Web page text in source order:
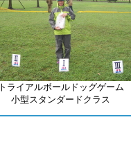
トライアルボールドッグゲーム
小型スタンダードクラス